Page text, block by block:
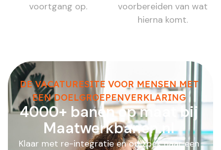
voortgang op.
voorbereiden van wat
hierna komt.
DE VACATURESITE VOOR MENSEN MET
EEN DOELGROEPENVERKLARING
4000+ banen op maat bij
Maatwerkbanen.nl
Klaar met re-integratie en op zoek naar een